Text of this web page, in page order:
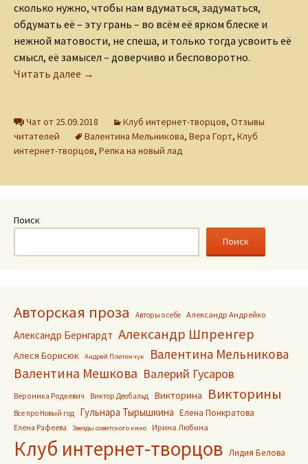
сколько нужно, чтобы нам вдуматься, задуматься,
обдумать её – эту грань – во всём её ярком блеске и
нежной матовости, не спеша, и только тогда усвоить её
смысл, её замысел – доверчиво и бесповоротно.
Читать далее Отзыв Веры Горт на книгу Валентины
→
Чат от 25.09.2018 Клуб интернет-творцов, Отзывы
читателей
Валентина Мельникова, Вера Горт, Клуб
интернет-творцов, Репка на новый лад
Поиск
Поиск
Авторская проза Авторы о себе Александр Андрейко
Александр Бернгардт Александр Шпренгер
Алеся Борисюк Андрей Плетенчук
Валентина Мельникова
Валентина Мешкова Валерий Гусаров
Вероника Родкевич Виктор Деобальд Викторина Викторины
Все про Новый год Гульнара Тырышкина Елена Понкратова
Елена Рафеева Звезды советского кино Ирина Любина
Клуб интернет-творцов Лидия Белова